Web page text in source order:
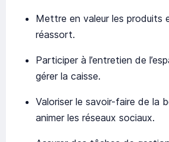
Mettre en valeur les produits
réassort.
Participer à l’entretien de
gérer la caisse.
Valoriser le savoir-faire de la
animer les réseaux sociaux.